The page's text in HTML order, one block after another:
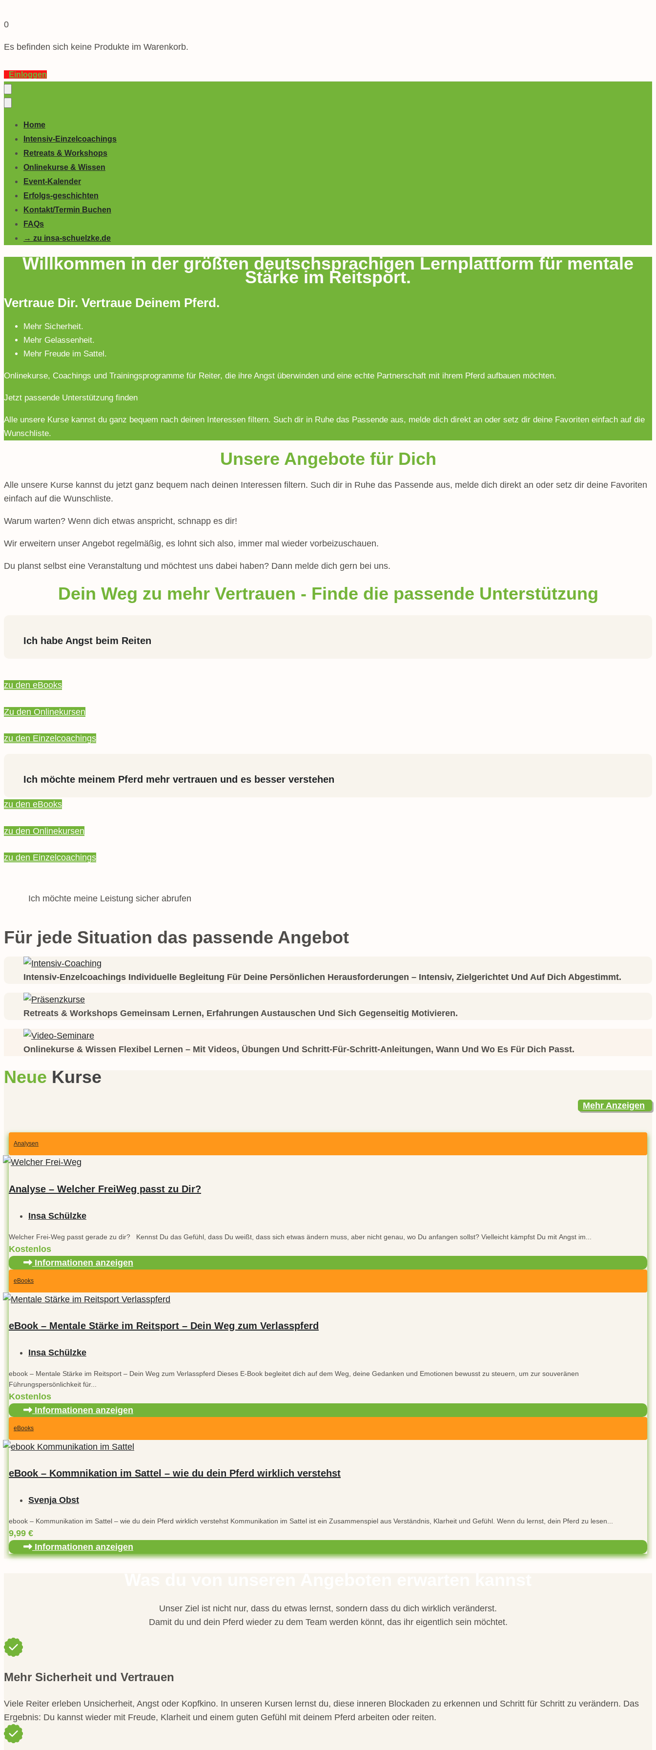
0
Es befinden sich keine Produkte im Warenkorb.
Einloggen
Home
Intensiv-Einzelcoachings
Retreats & Workshops
Onlinekurse & Wissen
Event-Kalender
Erfolgs-geschichten
Kontakt/Termin Buchen
FAQs
→ zu insa-schuelzke.de
Willkommen in der größten deutschsprachigen Lernplattform für mentale
Stärke im Reitsport.
Vertraue Dir. Vertraue Deinem Pferd.
Mehr Sicherheit.
Mehr Gelassenheit.
Mehr Freude im Sattel.
Onlinekurse, Coachings und Trainingsprogramme für Reiter, die ihre Angst überwinden und eine echte Partnerschaft mit ihrem Pferd aufbauen möchten.
Jetzt passende Unterstützung finden
Alle unsere Kurse kannst du ganz bequem nach deinen Interessen filtern. Such dir in Ruhe das Passende aus, melde dich direkt an oder setz dir deine Favoriten einfach auf die
Wunschliste.
Unsere Angebote für Dich
Alle unsere Kurse kannst du jetzt ganz bequem nach deinen Interessen filtern. Such dir in Ruhe das Passende aus, melde dich direkt an oder setz dir deine Favoriten
einfach auf die Wunschliste.
Warum warten? Wenn dich etwas anspricht, schnapp es dir!
Wir erweitern unser Angebot regelmäßig, es lohnt sich also, immer mal wieder vorbeizuschauen.
Du planst selbst eine Veranstaltung und möchtest uns dabei haben? Dann melde dich gern bei uns.
Dein Weg zu mehr Vertrauen - Finde die passende Unterstützung
Ich habe Angst beim Reiten
zu den eBooks
Zu den Onlinekursen
zu den Einzelcoachings
Ich möchte meinem Pferd mehr vertrauen und es besser verstehen
zu den eBooks
zu den Onlinekursen
zu den Einzelcoachings
Ich möchte meine Leistung sicher abrufen
Für jede Situation das passende Angebot
Intensiv-Enzelcoachings Individuelle Begleitung Für Deine Persönlichen Herausforderungen – Intensiv, Zielgerichtet Und Auf Dich Abgestimmt.
Retreats & Workshops Gemeinsam Lernen, Erfahrungen Austauschen Und Sich Gegenseitig Motivieren.
Onlinekurse & Wissen Flexibel Lernen – Mit Videos, Übungen Und Schritt-Für-Schritt-Anleitungen, Wann Und Wo Es Für Dich Passt.
Neue Kurse
Mehr Anzeigen
Analysen
Analyse – Welcher FreiWeg passt zu Dir?
Insa Schülzke
Welcher Frei-Weg passt gerade zu dir? Kennst Du das Gefühl, dass Du weißt, dass sich etwas ändern muss, aber nicht genau, wo Du anfangen sollst? Vielleicht kämpfst Du mit Angst im...
Kostenlos
Informationen anzeigen
eBooks
eBook – Mentale Stärke im Reitsport – Dein Weg zum Verlasspferd
Insa Schülzke
ebook – Mentale Stärke im Reitsport – Dein Weg zum Verlasspferd Dieses E-Book begleitet dich auf dem Weg, deine Gedanken und Emotionen bewusst zu steuern, um zur souveränen
Führungspersönlichkeit für...
Kostenlos
Informationen anzeigen
eBooks
eBook – Kommnikation im Sattel – wie du dein Pferd wirklich verstehst
Svenja Obst
ebook – Kommunikation im Sattel – wie du dein Pferd wirklich verstehst Kommunikation im Sattel ist ein Zusammenspiel aus Verständnis, Klarheit und Gefühl. Wenn du lernst, dein Pferd zu lesen...
9,99 €
Informationen anzeigen
Unser Ziel ist nicht nur, dass du etwas lernst, sondern dass du dich wirklich veränderst.
Damit du und dein Pferd wieder zu dem Team werden könnt, das ihr eigentlich sein möchtet.
Mehr Sicherheit und Vertrauen
Viele Reiter erleben Unsicherheit, Angst oder Kopfkino. In unseren Kursen lernst du, diese inneren Blockaden zu erkennen und Schritt für Schritt zu verändern. Das
Ergebnis: Du kannst wieder mit Freude, Klarheit und einem guten Gefühl mit deinem Pferd arbeiten oder reiten.